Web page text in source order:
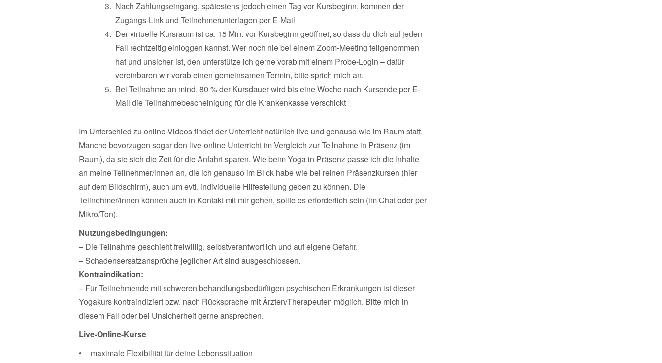
Nach Zahlungseingang, spätestens jedoch einen Tag vor Kursbeginn, kommen der
Zugangs-Link und Teilnehmerunterlagen per E-Mail
Der virtuelle Kursraum ist ca. 15 Min. vor Kursbeginn geöffnet, so dass du dich auf jeden
Fall rechtzeitig einloggen kannst. Wer noch nie bei einem Zoom-Meeting teilgenommen
hat und unsicher ist, den unterstütze ich gerne vorab mit einem Probe-Login – dafür
vereinbaren wir vorab einen gemeinsamen Termin, bitte sprich mich an.
Bei Teilnahme an mind. 80 % der Kursdauer wird bis eine Woche nach Kursende per E-
Mail die Teilnahmebescheinigung für die Krankenkasse verschickt
Im Unterschied zu online-Videos findet der Unterricht natürlich live und genauso wie im Raum statt.
Manche bevorzugen sogar den live-online Unterricht im Vergleich zur Teilnahme in Präsenz (im
Raum), da sie sich die Zeit für die Anfahrt sparen. Wie beim Yoga in Präsenz passe ich die Inhalte
an meine Teilnehmer/innen an, die ich genauso im Blick habe wie bei reinen Präsenzkursen (hier
auf dem Bildschirm), auch um evtl. individuelle Hilfestellung geben zu können. Die
Teilnehmer/innen können auch in Kontakt mit mir gehen, sollte es erforderlich sein (im Chat oder per
Mikro/Ton).
Nutzungsbedingungen:
– Die Teilnahme geschieht freiwillig, selbstverantwortlich und auf eigene Gefahr.
– Schadensersatzansprüche jeglicher Art sind ausgeschlossen.
Kontraindikation:
– Für Teilnehmende mit schweren behandlungsbedürftigen psychischen Erkrankungen ist dieser
Yogakurs kontraindiziert bzw. nach Rücksprache mit Ärzten/Therapeuten möglich. Bitte mich in
diesem Fall oder bei Unsicherheit gerne ansprechen.
Live-Online-Kurse
maximale Flexibilität für deine Lebenssituation